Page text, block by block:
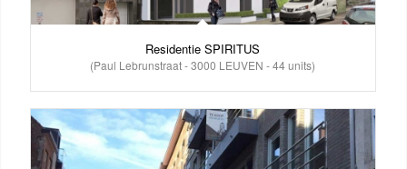
Residentie SPIRITUS
(Paul Lebrunstraat - 3000 LEUVEN - 44 units)